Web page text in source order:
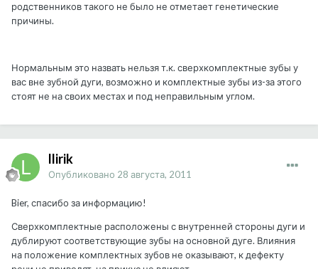
родственников такого не было не отметает генетические
причины.
Нормальным это назвать нельзя т.к. сверхкомплектные зубы у
вас вне зубной дуги, возможно и комплектные зубы из-за этого
стоят не на своих местах и под неправильным углом.
llirik
Опубликовано 28 августа, 2011
Bier, спасибо за информацию!
Сверхкомплектные расположены с внутренней стороны дуги и
дублируют соответствующие зубы на основной дуге. Влияния
на положение комплектных зубов не оказывают, к дефекту